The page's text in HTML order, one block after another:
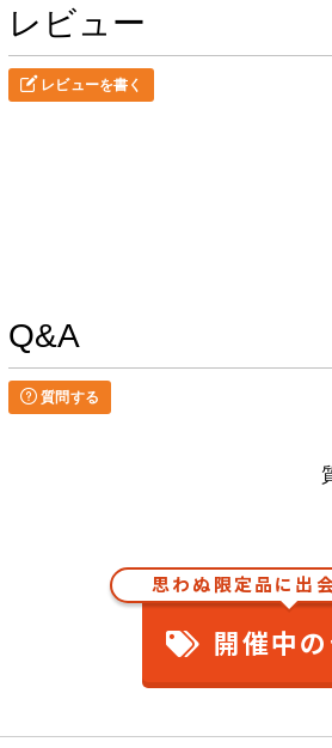
レビュー
レビューを書く
Q&A
質問する
思わぬ限定品に出会
開催中